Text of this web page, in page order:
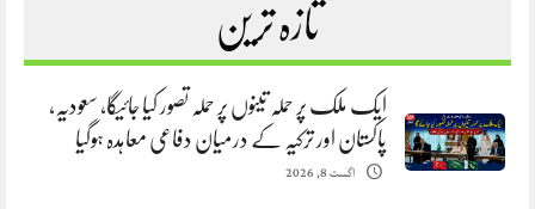
تازہ ترین
ایک ملک پر حملہ تینوں پر حملہ تصور کیا جائیگا، سعودیہ،
پاکستان اور ترکیہ کے درمیان دفاعی معاہدہ ہوگیا
اگست 8, 2026